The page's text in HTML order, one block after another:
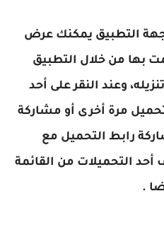
التطبيق يمكنك عرض
بها من خلال التطبيق
وعند النقر على أحد
مرة أخرى أو مشاركة
رابط التحميل مع
التحميلات من القائمة
.